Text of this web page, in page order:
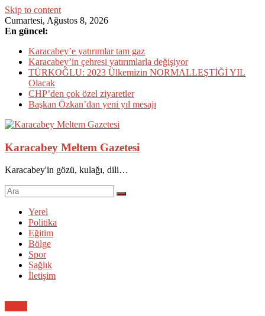
Skip to content
Cumartesi, Ağustos 8, 2026
En güncel:
Karacabey’e yatırımlar tam gaz
Karacabey’in çehresi yatırımlarla değişiyor
TÜRKOĞLU: 2023 Ülkemizin NORMALLEŞTİĞİ YIL
Olacak
CHP’den çok özel ziyaretler
Başkan Özkan’dan yeni yıl mesajı
Karacabey Meltem Gazetesi
Karacabey'in gözü, kulağı, dili…
Yerel
Politika
Eğitim
Bölge
Spor
Sağlık
İletişim